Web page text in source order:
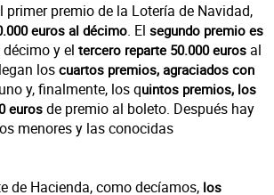
primer premio de la Lotería de Navidad,
euros al décimo. El segundo premio es
décimo y el tercero reparte 50.000 eurosal
los cuartos premios, agraciados con
y, finalmente, los quintos premios, los
eurosde premio al boleto. Después hay
menores y las conocidas
de Hacienda, como decíamos, los